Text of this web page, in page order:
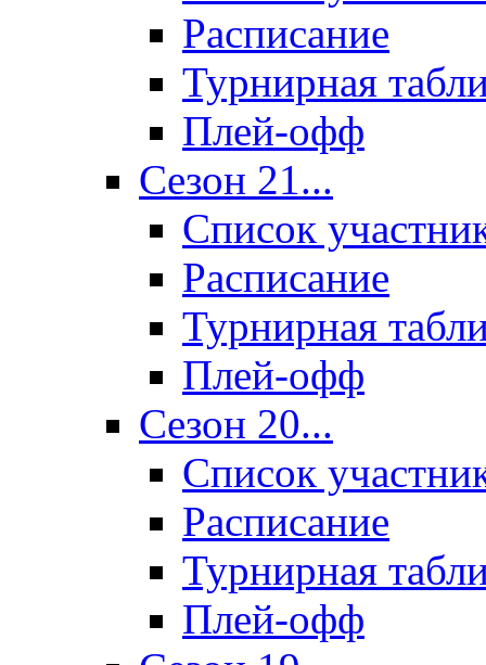
Расписание
Турнирная
Плей-офф
Сезон 21...
Список
Расписание
Турнирная
Плей-офф
Сезон 20...
Список
Расписание
Турнирная
Плей-офф